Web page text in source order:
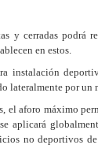
y cerradas
en estos.
instalación
lateralmente por un
el aforo máximo
aplicará
no deportivos